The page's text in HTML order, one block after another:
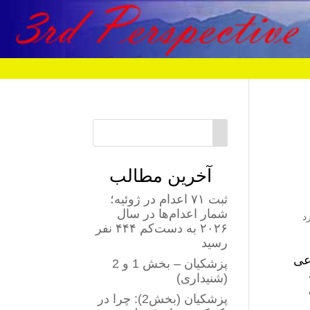
آخرین مطالب
ثبت ۷۱ اعدام در ژوئیه؛
شمار اعدام‌ها در سال
۲۰۲۶ به دست‌کم ۴۴۴ نفر
رسید
پزشکیان – بخش 1 و 2
(شنیداری)
پزشکیان (بخش2): چرا در